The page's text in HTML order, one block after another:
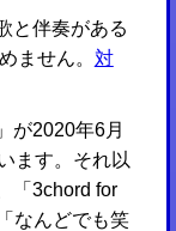
と伴奏がある
ません。 対
が2020年6月
ます。それ以
「3chord for
なんどでも笑